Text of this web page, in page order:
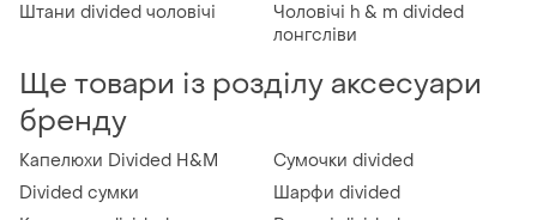
Штани divided чоловічі
Чоловічі h & m divided
лонгсліви
Ще товари із розділу аксесуари
бренду
Капелюхи Divided H&M
Сумочки divided
Divided сумки
Шарфи divided